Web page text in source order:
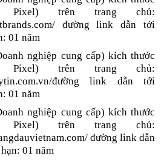
trên trang chủ:
đường link dẫn tới
01 năm
nghiệp cung cấp) kích thước
trên trang chủ:
đường link dẫn tới
01 năm
nghiệp cung cấp) kích thước
trên trang chủ:
đường link dẫn
01 năm